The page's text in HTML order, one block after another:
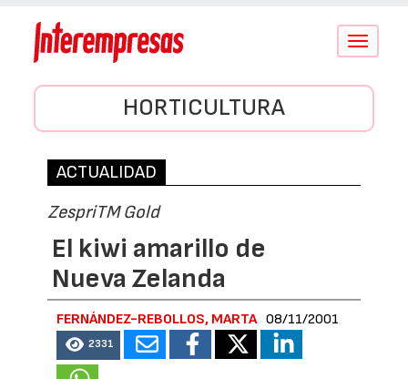
Conmutar
HORTICULTURA
ACTUALIDAD
ZespriTM Gold
El kiwi amarillo de
Nueva Zelanda
FERNÁNDEZ-REBOLLOS, MARTA 08/11/2001
2331